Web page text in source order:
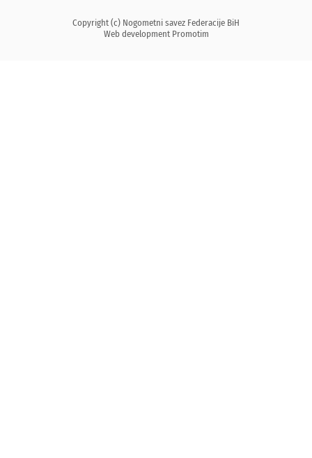
Copyright (c) Nogometni savez Federacije BiH
Web development Promotim